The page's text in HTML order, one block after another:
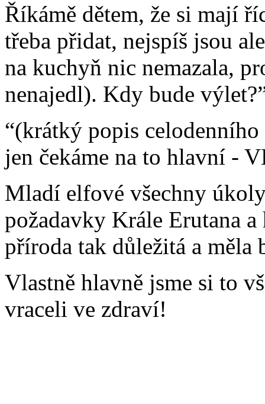
Říkámě dětem, že si mají
třeba přidat, nejspíš jsou
na kuchyň nic nemazala,
nenajedl). Kdy bude
“(krátký popis
jen čekáme na to hlavní -
Mladí elfové všechny
požadavky Krále Erutana
příroda tak důležitá a měla
Vlastně hlavně jsme si to
vraceli ve zdraví!